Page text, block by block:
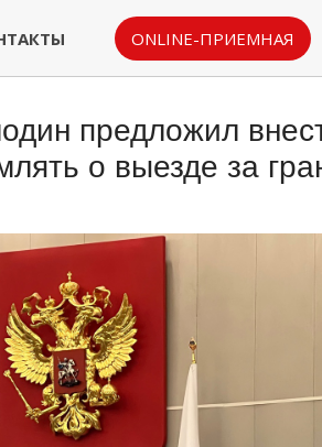
ONLINE-ПРИЕМНАЯ
предложил
о выезде за